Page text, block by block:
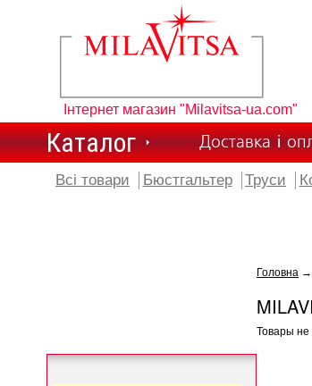
Інтернет магазин "Milavitsa-ua.com"
Каталог Доставка і
Всі товари Бюстгальтер Труси
Головна →
Товары